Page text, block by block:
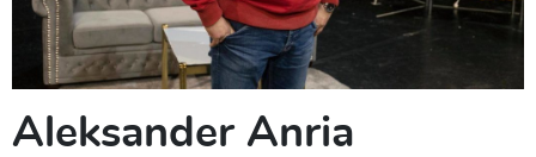
Aleksander Anria